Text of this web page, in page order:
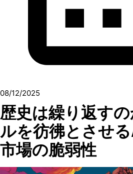
08/12/2025
歴史は繰り返す
ルを彷彿とさせ
市場の脆弱性